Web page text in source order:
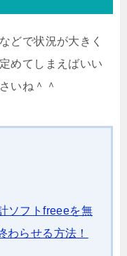
どで状況が大きく
めてしまえばいい
いね＾＾
ソフトfreeeを無
わらせる方法！